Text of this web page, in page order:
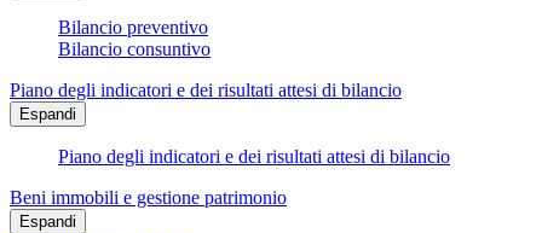
Bilancio preventivo
Bilancio consuntivo
Piano degli indicatori e dei risultati attesi di bilancio
Espandi
Piano degli indicatori e dei risultati attesi di bilancio
Beni immobili e gestione patrimonio
Espandi